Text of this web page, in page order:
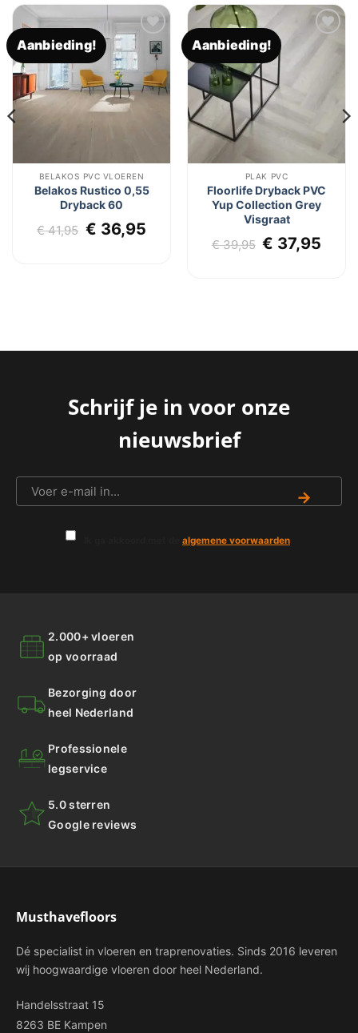
Aanbieding!
Toevoegen
aan
verlanglijst
BELAKOS PVC VLOEREN
Belakos Rustico 0,55
Dryback 60
€41,95 Oorspronkelijke
€ 36,95Huidige
Aanbieding!
aan
PLAK PVC
Floorlife Dryback PVC
Yup Collection Grey
Visgraat
€39,95
prijs
€ 37,95
Schrijf je in voor onze
nieuwsbrief
→
algemene voorwaarden
2.000+ vloeren
op voorraad
Bezorging door
heel Nederland
Professionele
legservice
5.0 sterren
Google reviews
Musthavefloors
Dé specialist in vloeren en traprenovaties. Sinds 2016 leveren
wij hoogwaardige vloeren door heel Nederland.
Handelsstraat 15
8263 BE Kampen